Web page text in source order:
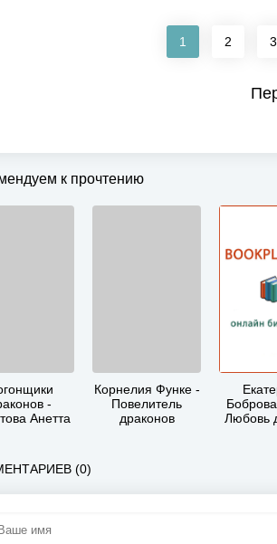
1 2 3
к прочтению
-
Анетта
Корнелия Функе -
Повелитель
драконов
Любовь
(0)